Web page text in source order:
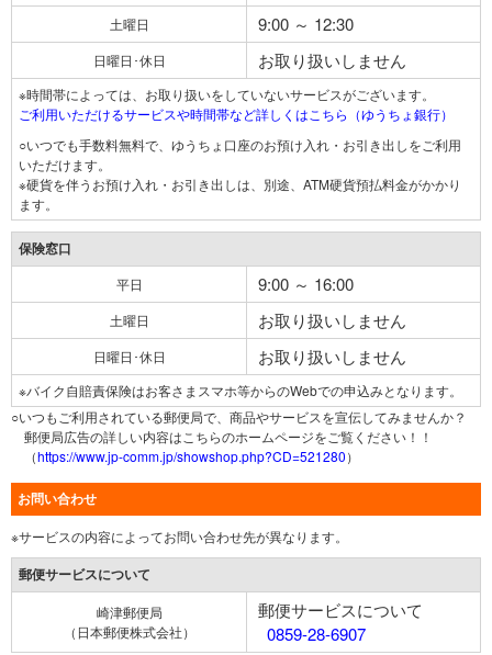
土曜日 9:00 ～ 12:30
日曜日･休日 お取り扱いしません
※時間帯によっては、お取り扱いをしていないサービスがございます。
ご利用いただけるサービスや時間帯など詳しくはこちら（ゆうちょ銀行）
○いつでも手数料無料で、ゆうちょ口座のお預け入れ・お引き出しをご利用
いただけます。
※硬貨を伴うお預け入れ・お引き出しは、別途、ATM硬貨預払料金がかかり
ます。
保険窓口
平日 9:00 ～ 16:00
土曜日 お取り扱いしません
日曜日･休日 お取り扱いしません
※バイク自賠責保険はお客さまスマホ等からのWebでの申込みとなります。
○いつもご利用されている郵便局で、商品やサービスを宣伝してみませんか？
郵便局広告の詳しい内容はこちらのホームページをご覧ください！！
（https://www.jp-comm.jp/showshop.php?CD=521280）
お問い合わせ
※サービスの内容によってお問い合わせ先が異なります。
郵便サービスについて
崎津郵便局
（日本郵便株式会社）
郵便サービスについて
0859-28-6907